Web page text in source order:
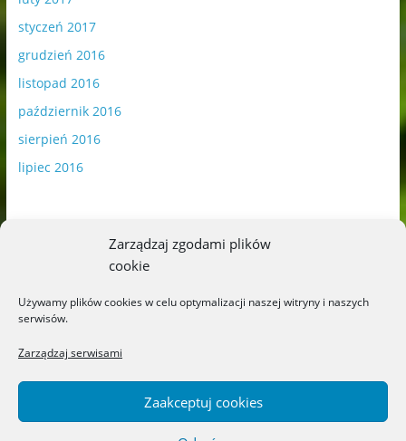
Zarządzaj zgodami plików
cookie
Używamy plików cookies w celu optymalizacji naszej witryny i naszych
serwisów.
Zarządzaj serwisami
Zaakceptuj cookies
styczeń 2017
grudzień 2016
listopad 2016
październik 2016
sierpień 2016
lipiec 2016